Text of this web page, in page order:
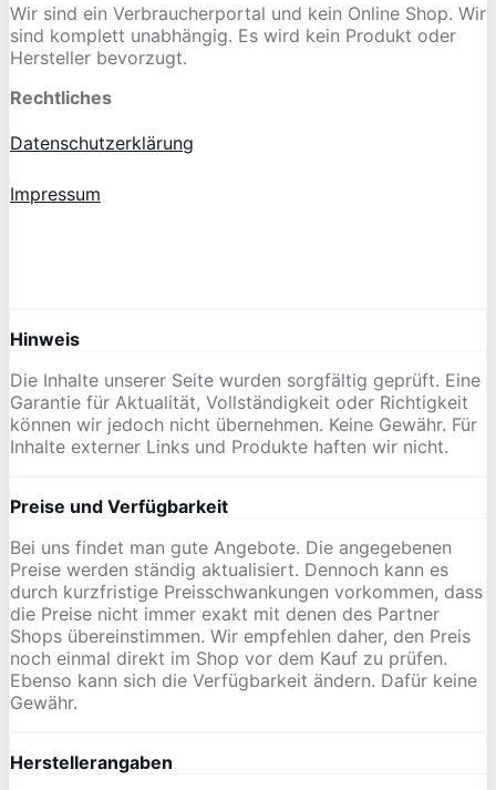
Wir sind ein Verbraucherportal und kein Online Shop. Wir
sind komplett unabhängig. Es wird kein Produkt oder
Hersteller bevorzugt.
Rechtliches
Datenschutzerklärung
Impressum
Hinweis
Die Inhalte unserer Seite wurden sorgfältig geprüft. Eine
Garantie für Aktualität, Vollständigkeit oder Richtigkeit
können wir jedoch nicht übernehmen. Keine Gewähr. Für
Inhalte externer Links und Produkte haften wir nicht.
Preise und Verfügbarkeit
Bei uns findet man gute Angebote. Die angegebenen
Preise werden ständig aktualisiert. Dennoch kann es
durch kurzfristige Preisschwankungen vorkommen, dass
die Preise nicht immer exakt mit denen des Partner
Shops übereinstimmen. Wir empfehlen daher, den Preis
noch einmal direkt im Shop vor dem Kauf zu prüfen.
Ebenso kann sich die Verfügbarkeit ändern. Dafür keine
Gewähr.
Herstellerangaben